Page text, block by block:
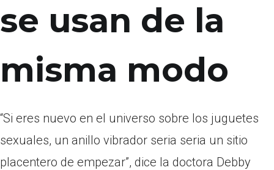
se usan de la
misma modo
“Si eres nuevo en el universo sobre los juguetes
sexuales, un anillo vibrador seri­a seri­a un sitio
placentero de empezar”, dice la doctora Debby